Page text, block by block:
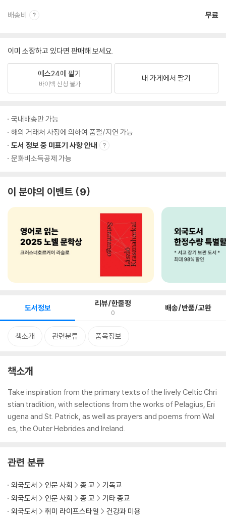
배송비 무료
이미 소장하고 있다면 판매해 보세요.
예스24에 팔기
바이백 신청 불가
내 가게에서 팔기
국내배송만 가능
해외 거래처 사정에 의하여 품절/지연 가능
도서 정보 중 미표기 사항 안내
문화비소득공제 가능
이 분야의 이벤트 9
도서정보 리뷰/한줄평
0 배송/반품/교환
책소개 관련분류 품목정보
책소개
Take inspiration from the primary texts of the lively Celtic Chri
stian tradition, with selections from the works of Pelagius, Eri
ugena and St. Patrick, as well as prayers and poems from Wal
es, the Outer Hebrides and Ireland.
관련 분류
외국도서 인문 사회 종 교
기독교
외국도서
인문 사회 종 교
기타 종교
외국도서
취미 라이프스타일 건강과 미용